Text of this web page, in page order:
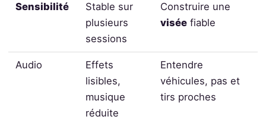
Sensibilité
Stable sur
plusieurs
sessions
Construire une
visée fiable
Audio
Effets
lisibles,
musique
réduite
Entendre
véhicules, pas et
tirs proches